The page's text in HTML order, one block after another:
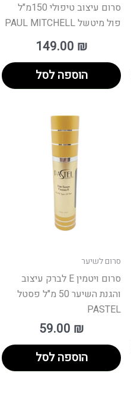
סרום עיצוב טיפולי 150מ"ל
פול מיטשל PAUL MITCHELL
149.00 ₪
הוספה לסל
סרום לשיער
סרום ויטמין E לברק עיצוב
והגנת השיער 50 מ"ל פסטל
PASTEL
59.00 ₪
הוספה לסל